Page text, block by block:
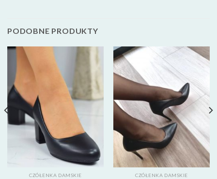
PODOBNE PRODUKTY
CZÓŁENKA DAMSKIE CZÓŁENKA DAMSKIE